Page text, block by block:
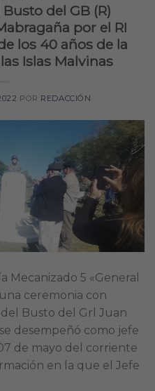
del GB (R)
por el RI
los 40 años de la
Islas Malvinas
POR REDACCIÓN
Mecanizado 5 «General
ceremonia con
Busto del Grl Juan
desempeñó como jefe
de mayo del corriente
en la que el Jefe